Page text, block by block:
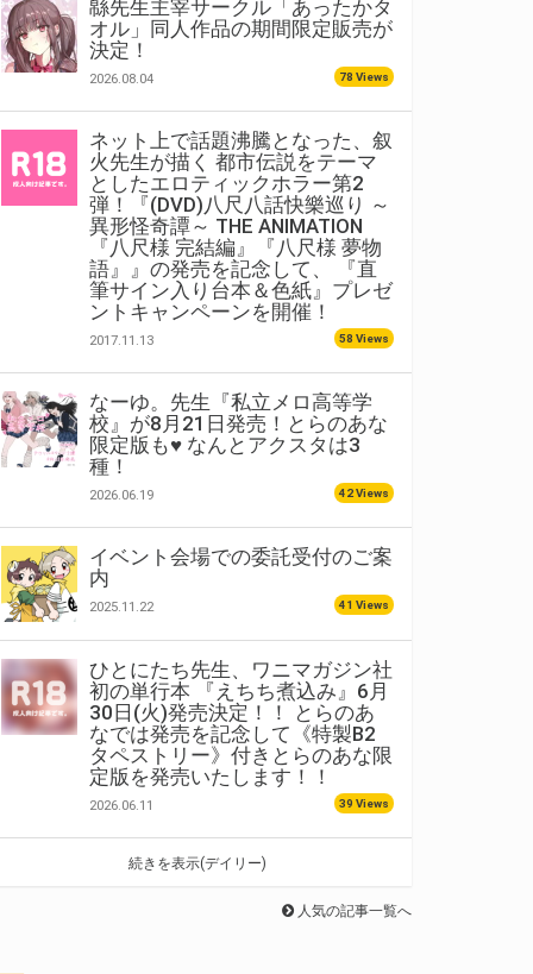
緜先生主宰サークル「あったかタ
オル」同人作品の期間限定販売が
決定！
2026.08.04 78 Views
ネット上で話題沸騰となった、叙
火先生が描く 都市伝説をテーマ
としたエロティックホラー第2
弾！『(DVD)八尺八話快樂巡り ～
異形怪奇譚～ THE ANIMATION
『八尺様 完結編』『八尺様 夢物
語』』の発売を記念して、 『直
筆サイン入り台本＆色紙』プレゼ
ントキャンペーンを開催！
2017.11.13 58 Views
なーゆ。先生『私立メロ高等学
校』が8月21日発売！とらのあな
限定版も♥ なんとアクスタは3
種！
2026.06.19 42 Views
イベント会場での委託受付のご案
内
2025.11.22 41 Views
ひとにたち先生、ワニマガジン社
初の単行本 『えちち煮込み』6月
30日(火)発売決定！！ とらのあ
なでは発売を記念して《特製B2
タペストリー》付きとらのあな限
定版を発売いたします！！
2026.06.11 39 Views
続きを表示(デイリー)
人気の記事一覧へ